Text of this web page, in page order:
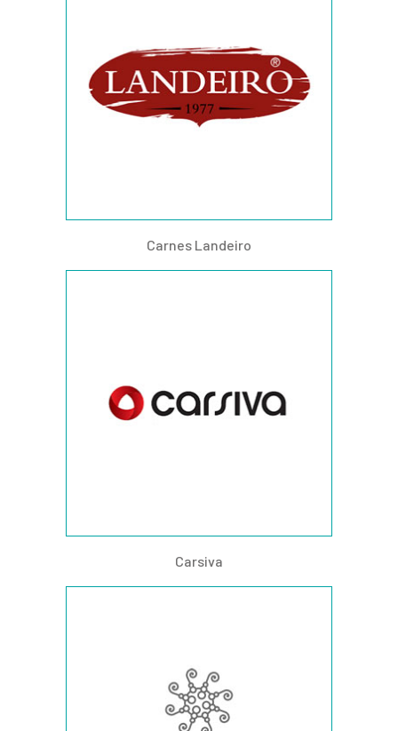
Carnes Landeiro
Carsiva